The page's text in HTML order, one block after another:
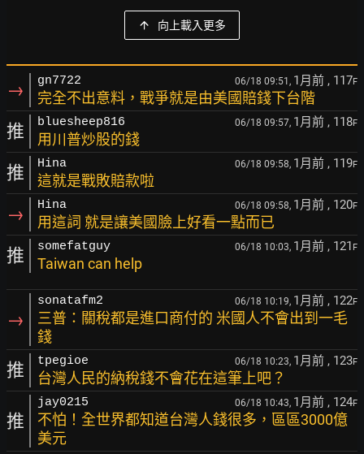
向上載入更多
→ gn7722 06/18 09:51, 1月前 , 117F
完全不出意料，戰爭就是由美國賠錢下台階
推 bluesheep816 06/18 09:57, 1月前 , 118F
用川普炒股的錢
推 Hina 06/18 09:58, 1月前 , 119F
這就是戰敗賠款啦
→ Hina 06/18 09:58, 1月前 , 120F
用這詞 就是讓美國臉上好看一點而已
推 somefatguy 06/18 10:03, 1月前 , 121 F
Taiwan can help
→
sonatafm2 06/18 10:19, 1月前 , 122F
三普：關稅都是進口商付的 米國人不會出到一毛
錢
推 tpegioe 06/18 10:23, 1月前 , 123F
台灣人民的納稅錢不會花在這筆上吧？
推
jay0215 06/18 10:43, 1月前 , 124F
不怕！全世界都知道台灣人錢很多，區區3000億
美元